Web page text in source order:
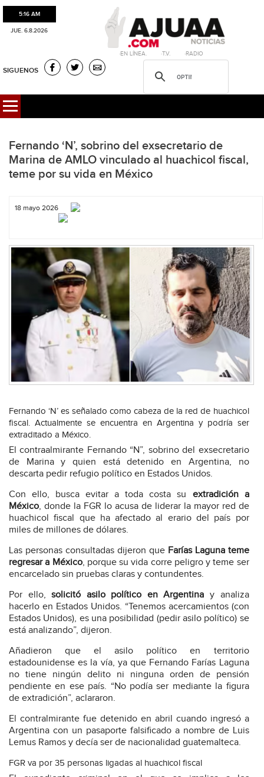
5:16 AM
JUE. 6.8.2026
·EN LÍNEA. ·T.V. ·RADIO
SIGUENOS
Fernando ‘N’, sobrino del exsecretario de
Marina de AMLO vinculado al huachicol fiscal,
teme por su vida en México
18 mayo 2026
Fernando ‘N’ es señalado como cabeza de la red de huachicol
fiscal. Actualmente se encuentra en Argentina y podría ser
extraditado a México.
El contraalmirante Fernando “N”, sobrino del exsecretario
de Marina y quien está detenido en Argentina, no
descarta pedir refugio político en Estados Unidos.
Con ello, busca evitar a toda costa su extradición a
México, donde la FGR lo acusa de liderar la mayor red de
huachicol fiscal que ha afectado al erario del país por
miles de millones de dólares.
Las personas consultadas dijeron que Farías Laguna teme
regresar a México, porque su vida corre peligro y teme ser
encarcelado sin pruebas claras y contundentes.
Por ello,solicitó asilo político en Argentina y analiza
hacerlo en Estados Unidos. “Tenemos acercamientos (con
Estados Unidos), es una posibilidad (pedir asilo político) se
está analizando”, dijeron.
Añadieron que el asilo político en territorio
estadounidense es la vía, ya que Fernando Farías Laguna
no tiene ningún delito ni ninguna orden de pensión
pendiente en ese país. “No podía ser mediante la figura
de extradición”, aclararon.
El contralmirante fue detenido en abril cuando ingresó a
Argentina con un pasaporte falsificado a nombre de Luis
Lemus Ramos y decía ser de nacionalidad guatemalteca.
FGR va por 35 personas ligadas al huachicol fiscal